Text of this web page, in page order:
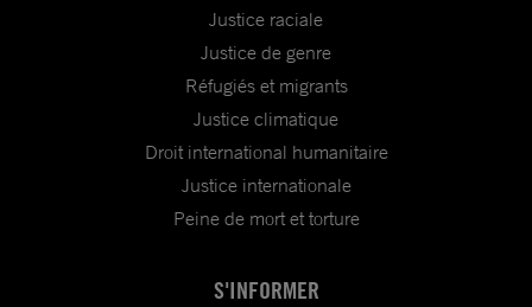
Justice raciale
Justice de genre
Réfugiés et migrants
Justice climatique
Droit international humanitaire
Justice internationale
Peine de mort et torture
S'INFORMER